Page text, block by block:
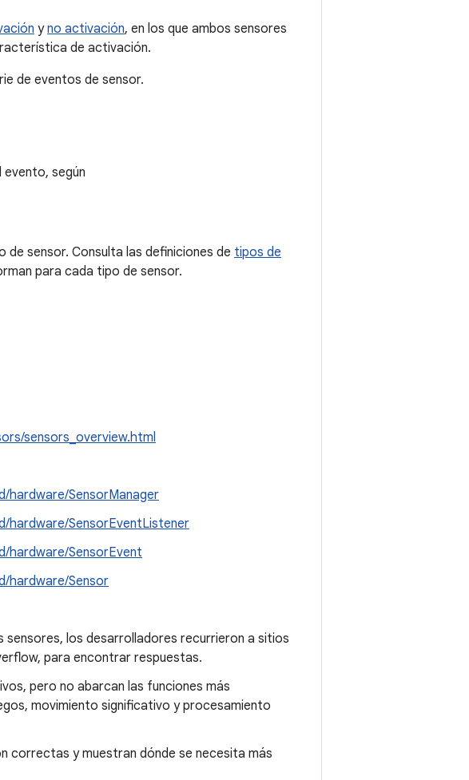
yno activación, en los que ambos sensores
de activación.
de eventos de sensor.
según
sensor. Consulta las definiciones de tipos de
para cada tipo de sensor.
sensors_overview.html
hardware/SensorManager
hardware/SensorEventListener
hardware/SensorEvent
hardware/Sensor
los desarrolladores recurrieron a sitios
para encontrar respuestas.
pero no abarcan las funciones más
movimiento significativo y procesamiento
correctas y muestran dónde se necesita más